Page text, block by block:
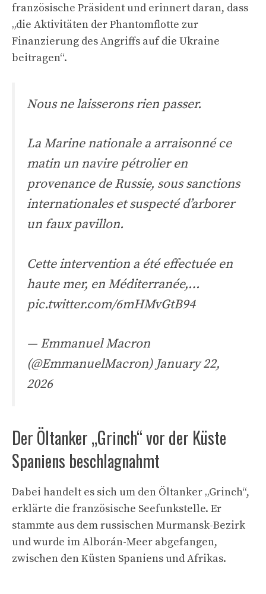
französische Präsident und erinnert daran, dass
„die Aktivitäten der Phantomflotte zur
Finanzierung des Angriffs auf die Ukraine
beitragen“.
Nous ne laisserons rien passer.
La Marine nationale a arraisonné ce
matin un navire pétrolier en
provenance de Russie, sous sanctions
internationales et suspecté d’arborer
un faux pavillon.
Cette intervention a été effectuée en
haute mer, en Méditerranée,…
pic.twitter.com/6mHMvGtB94
— Emmanuel Macron
(@EmmanuelMacron) January 22,
2026
Der Öltanker „Grinch“ vor der Küste
Spaniens beschlagnahmt
Dabei handelt es sich um den Öltanker „Grinch“,
erklärte die französische Seefunkstelle. Er
stammte aus dem russischen Murmansk-Bezirk
und wurde im Alborán-Meer abgefangen,
zwischen den Küsten Spaniens und Afrikas.